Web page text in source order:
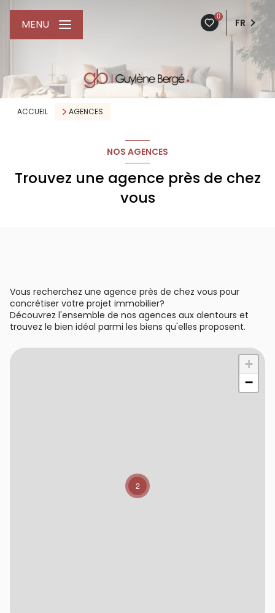
0
FR
MENU
ACCUEIL AGENCES
NOS AGENCES
Trouvez une agence près de chez
vous
Vous recherchez une agence près de chez vous pour
concrétiser votre projet immobilier?
Découvrez l'ensemble de nos agences aux alentours et
trouvez le bien idéal parmi les biens qu'elles proposent.
2
+
−